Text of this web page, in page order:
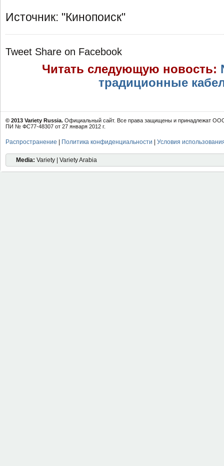
Источник: "Кинопоиск"
Tweet Share on Facebook
Читать следующую новость:
традиционные
© 2013 Variety Russia. Официальный сайт. Все права защищены и принадлежат
ПИ № ФС77-48307 от 27 января 2012 г.
Распространение Политика конфиденциальности Условия
Media: Variety | Variety Arabia